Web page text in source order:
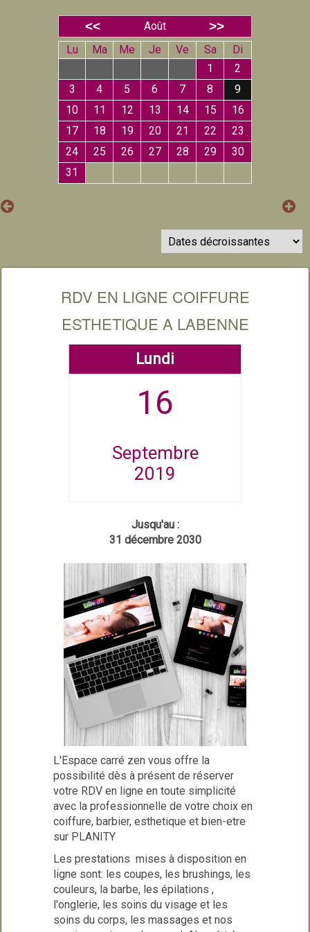
Août
Lu
Ma Me Je Ve Sa
Di
1
2
3
4 5 6 7 8
9
10
11 12 13 14 15
16
17
18 19 20 21 22
23
24
25 26 27 28 29
30
31
RDV EN LIGNE COIFFURE
ESTHETIQUE A LABENNE
Lundi
16
Septembre
2019
Jusqu'au :
31 décembre 2030
L'Espace carré zen vous offre la
possibilité dès à présent de réserver
votre RDV en ligne en toute simplicité
avec la professionnelle de votre choix en
coiffure, barbier, esthetique et bien-etre
sur PLANITY
Les prestations mises à disposition en
ligne sont: les coupes, les brushings, les
couleurs, la barbe, les épilations ,
l'onglerie, les soins du visage et les
soins du corps, les massages et nos